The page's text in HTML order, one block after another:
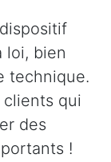
loi, bien
technique.
qui
des
!